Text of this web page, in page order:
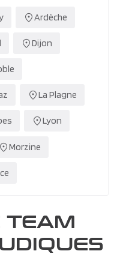
Ardèche
Dijon
La Plagne
Lyon
Morzine
TEAM